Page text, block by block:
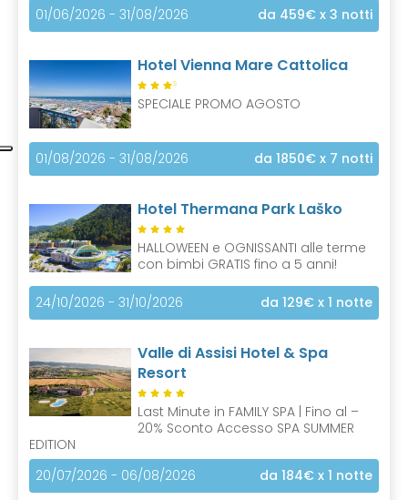
01/06/2026 - 31/08/2026
da 459€ x 3 notti
Hotel Vienna Mare Cattolica
S
SPECIALE PROMO AGOSTO
01/08/2026 - 31/08/2026 da 1850€ x 7 notti
Hotel Thermana Park Laško
HALLOWEEN e OGNISSANTI alle terme
con bimbi GRATIS fino a 5 anni!
24/10/2026 - 31/10/2026 da 129€ x 1 notte
Valle di Assisi Hotel & Spa
Resort
Last Minute in FAMILY SPA | Fino al –
20% Sconto Accesso SPA SUMMER
EDITION
20/07/2026 - 06/08/2026
da 184€ x 1 notte